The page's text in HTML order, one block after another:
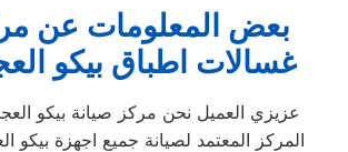
بعض المعلومات عن
غسالات اطباق بيكو
عزيزي العميل نحن مركز صيانة بيكو
المركز المعتمد لصيانة جميع اجهزة